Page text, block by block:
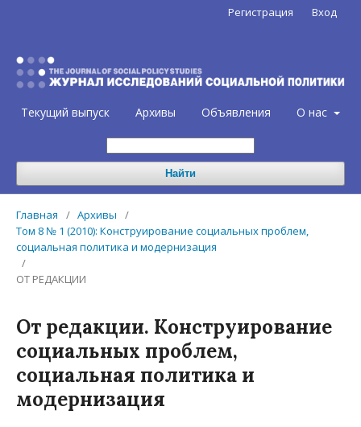
Текущий выпуск Архивы Объявления О нас
Найти
Регистрация Вход
Главная / Архивы
/
Том 8 № 1 (2010): Конструирование социальных проблем,
социальная политика и модернизация
/
ОТ РЕДАКЦИИ
От редакции. Конструирование
социальных проблем,
социальная политика и
модернизация